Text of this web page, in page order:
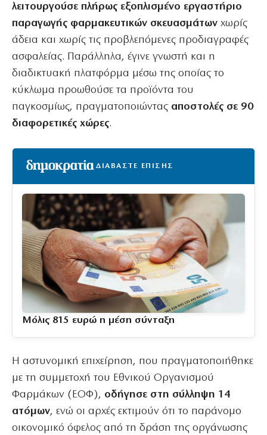
λειτουργούσε πλήρως εξοπλισμένο εργαστήριο
παραγωγής φαρμακευτικών σκευασμάτων χωρίς
άδεια και χωρίς τις προβλεπόμενες προδιαγραφές
ασφαλείας. Παράλληλα, έγινε γνωστή και η
διαδικτυακή πλατφόρμα μέσω της οποίας το
κύκλωμα προωθούσε τα προϊόντα του
παγκοσμίως, πραγματοποιώντας αποστολές σε 90
διαφορετικές χώρες.
ΔΙΑΒΑΣΤΕ ΕΠΙΣΗΣ
Μόλις 815 ευρώ η μέση σύνταξη
Η αστυνομική επιχείρηση, που πραγματοποιήθηκε
με τη συμμετοχή του Εθνικού Οργανισμού
Φαρμάκων (ΕΟΦ), οδήγησε στη σύλληψη 14
ατόμων, ενώ οι αρχές εκτιμούν ότι το παράνομο
οικονομικό όφελος από τη δράση της οργάνωσης